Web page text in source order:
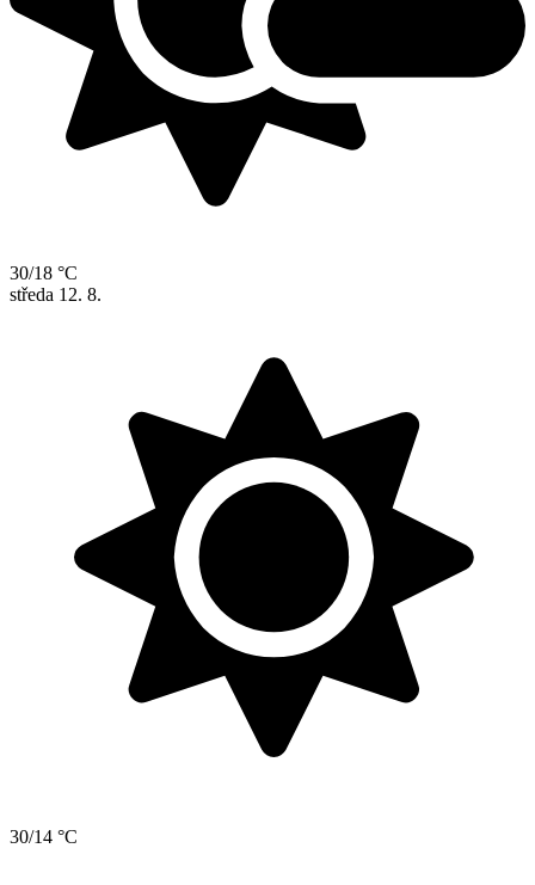
30/18 °C
středa 12. 8.
30/14 °C